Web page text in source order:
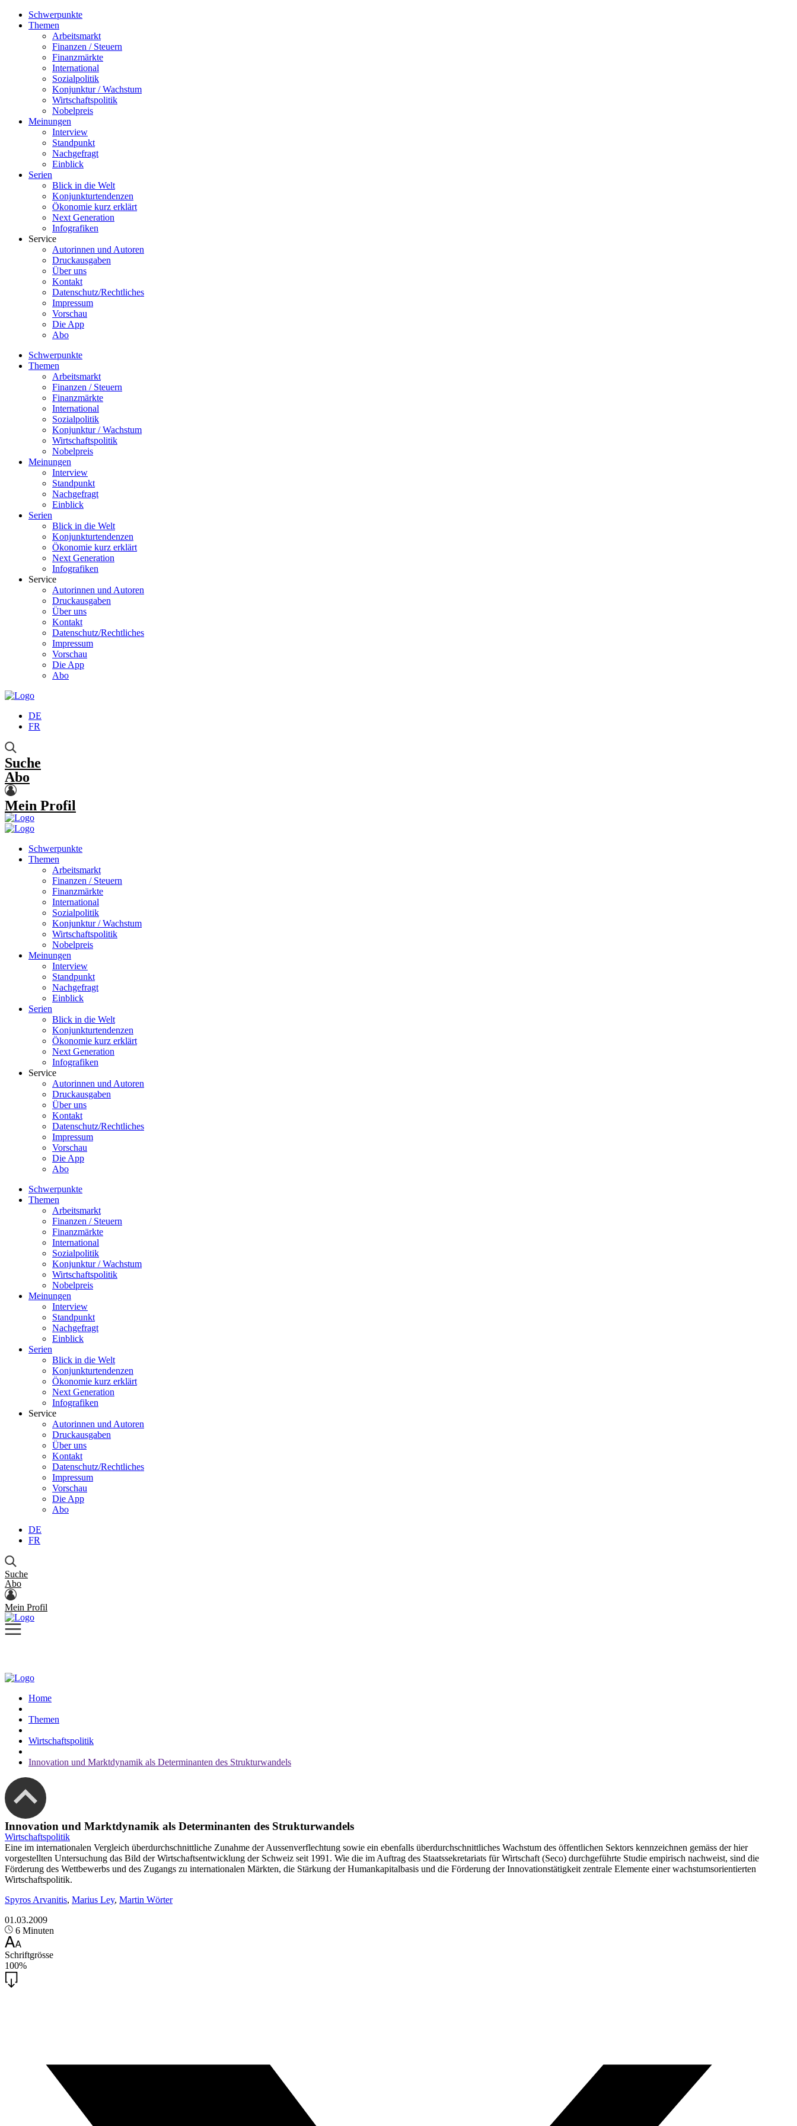
Schwerpunkte
Themen
Arbeitsmarkt
Finanzen / Steuern
Finanzmärkte
International
Sozialpolitik
Konjunktur / Wachstum
Wirtschaftspolitik
Nobelpreis
Meinungen
Interview
Standpunkt
Nachgefragt
Einblick
Serien
Blick in die Welt
Konjunkturtendenzen
Ökonomie kurz erklärt
Next Generation
Infografiken
Service
Autorinnen und Autoren
Druckausgaben
Über uns
Kontakt
Datenschutz/Rechtliches
Impressum
Vorschau
Die App
Abo
Schwerpunkte
Themen
Arbeitsmarkt
Finanzen / Steuern
Finanzmärkte
International
Sozialpolitik
Konjunktur / Wachstum
Wirtschaftspolitik
Nobelpreis
Meinungen
Interview
Standpunkt
Nachgefragt
Einblick
Serien
Blick in die Welt
Konjunkturtendenzen
Ökonomie kurz erklärt
Next Generation
Infografiken
Service
Autorinnen und Autoren
Druckausgaben
Über uns
Kontakt
Datenschutz/Rechtliches
Impressum
Vorschau
Die App
Abo
DE
FR
Suche
Abo
Mein Profil
Schwerpunkte
Themen
Arbeitsmarkt
Finanzen / Steuern
Finanzmärkte
International
Sozialpolitik
Konjunktur / Wachstum
Wirtschaftspolitik
Nobelpreis
Meinungen
Interview
Standpunkt
Nachgefragt
Einblick
Serien
Blick in die Welt
Konjunkturtendenzen
Ökonomie kurz erklärt
Next Generation
Infografiken
Service
Autorinnen und Autoren
Druckausgaben
Über uns
Kontakt
Datenschutz/Rechtliches
Impressum
Vorschau
Die App
Abo
Schwerpunkte
Themen
Arbeitsmarkt
Finanzen / Steuern
Finanzmärkte
International
Sozialpolitik
Konjunktur / Wachstum
Wirtschaftspolitik
Nobelpreis
Meinungen
Interview
Standpunkt
Nachgefragt
Einblick
Serien
Blick in die Welt
Konjunkturtendenzen
Ökonomie kurz erklärt
Next Generation
Infografiken
Service
Autorinnen und Autoren
Druckausgaben
Über uns
Kontakt
Datenschutz/Rechtliches
Impressum
Vorschau
Die App
Abo
DE
FR
Suche
Abo
Mein Profil
Home
Themen
Wirtschaftspolitik
Innovation und Marktdynamik als Determinanten des Strukturwandels
Innovation und Marktdynamik als Determinanten des Strukturwandels
Wirtschaftspolitik
Eine im internationalen Vergleich überdurchschnittliche Zunahme der Aussenverflechtung sowie ein ebenfalls überdurchschnittliches Wachstum des öffentlichen Sektors kennzeichnen gemäss der hier
vorgestellten Untersuchung das Bild der Wirtschaftsentwicklung der Schweiz seit 1991. Wie die im Auftrag des Staatssekretariats für Wirtschaft (Seco) durchgeführte Studie empirisch nachweist, sind die
Förderung des Wettbewerbs und des Zugangs zu internationalen Märkten, die Stärkung der Humankapitalbasis und die Förderung der Innovationstätigkeit zentrale Elemente einer wachstumsorientierten
Wirtschaftspolitik.
Spyros Arvanitis, Marius Ley, Martin Wörter
01.03.2009
6 Minuten
Schriftgrösse
100%